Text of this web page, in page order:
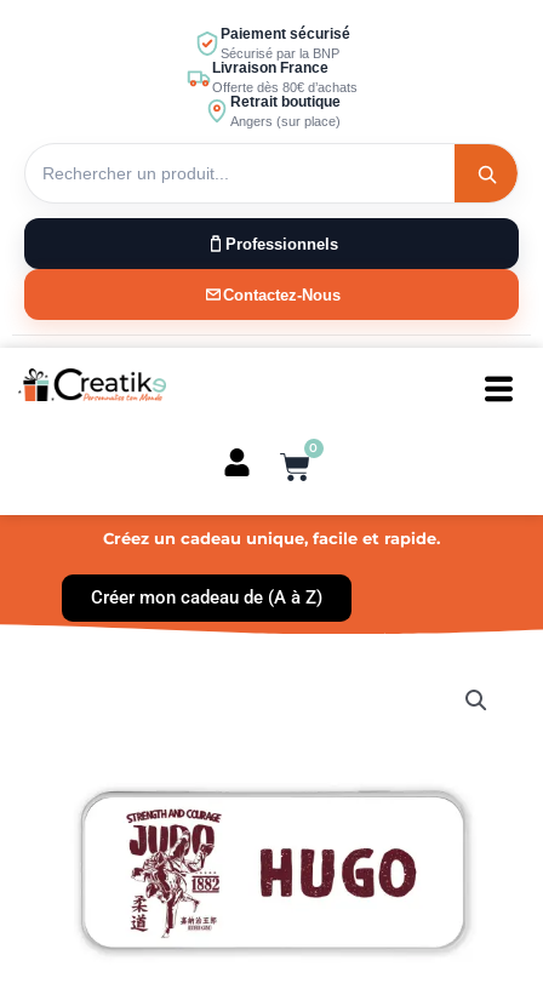
Paiement sécurisé
Sécurisé par la BNP
Livraison France
Offerte dès 80€ d’achats
Retrait boutique
Angers (sur place)
Professionnels
Contactez-Nous
0
Panier
Créez un cadeau unique, facile et rapide.
Créer mon cadeau de (A à Z)
-